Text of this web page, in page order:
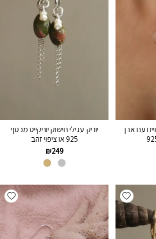
עם אבן
יוניק-עגילי חישוק יוניקייט מכסף
925 או ציפוי זהב
₪249
Add wishlist